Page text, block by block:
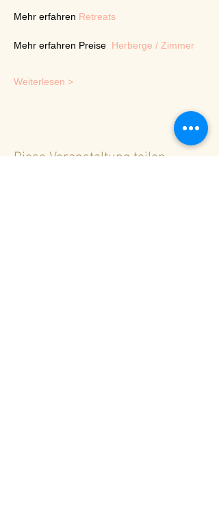
Mehr erfahren Retreats
Mehr erfahren Preise Herberge / Zimmer
Weiterlesen >
Diese Veranstaltung teilen